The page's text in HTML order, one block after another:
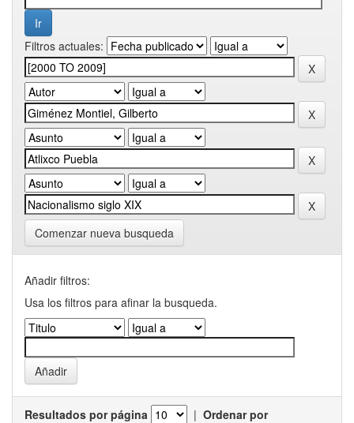
Filtros actuales:
Comenzar nueva busqueda
Añadir filtros:
Usa los filtros para afinar la busqueda.
Resultados por página | Ordenar por